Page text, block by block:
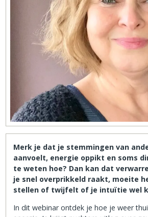
Merk je dat je stemmingen van
aanvoelt, energie oppikt en soms
te weten hoe? Dan kan dat
je snel overprikkeld raakt, moeite
stellen of twijfelt of je intuïtie wel
In dit webinar ontdek je hoe je weer